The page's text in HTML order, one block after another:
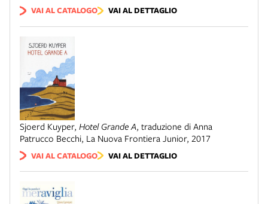
VAI AL CATALOGO VAI AL DETTAGLIO
Sjoerd Kuyper, Hotel Grande A, traduzione di Anna
Patrucco Becchi, La Nuova Frontiera Junior, 2017
VAI AL CATALOGO VAI AL DETTAGLIO